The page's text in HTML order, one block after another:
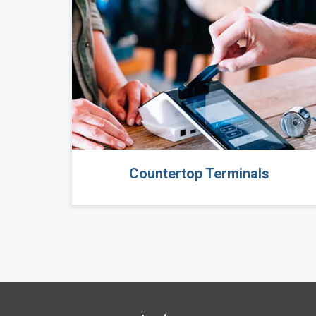
Countertop Terminals